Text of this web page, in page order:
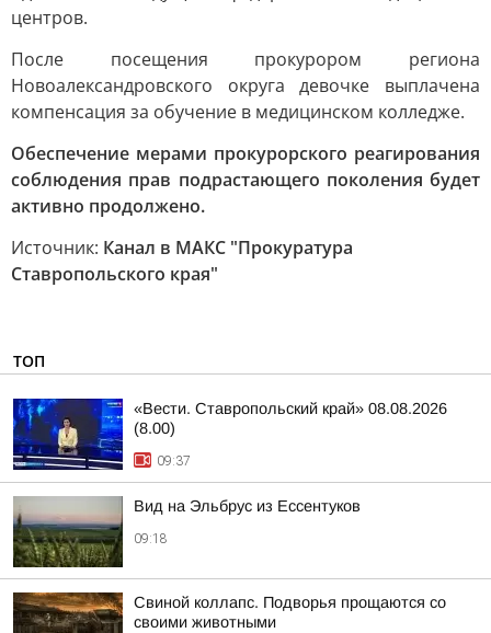
центров.
После посещения прокурором региона
Новоалександровского округа девочке выплачена
компенсация за обучение в медицинском колледже.
Обеспечение мерами прокурорского реагирования
соблюдения прав подрастающего поколения будет
активно продолжено.
Источник: Канал в МАКС "Прокуратура
Ставропольского края"
ТОП
«Вести. Ставропольский край» 08.08.2026
(8.00)
09:37
Вид на Эльбрус из Ессентуков
09:18
Свиной коллапс. Подворья прощаются со
своими животными